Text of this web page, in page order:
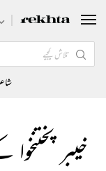
خیبر